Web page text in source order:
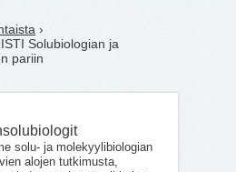
›
Solubiologian ja
pariin
solu- ja molekyylibiologian
alojen tutkimusta,